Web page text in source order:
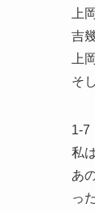
上
吉
上
そ
1-7
私
あ
っ